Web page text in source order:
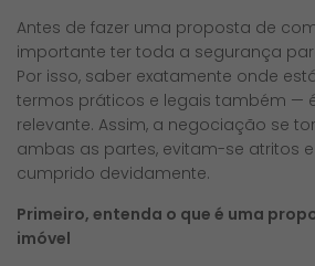
Antes de fazer uma proposta de
importante ter toda a segurança
Por isso, saber exatamente onde
termos práticos e legais também —
relevante. Assim, a negociação se
ambas as partes, evitam-se atritos
cumprido devidamente.
Primeiro, entenda o que é uma
imóvel